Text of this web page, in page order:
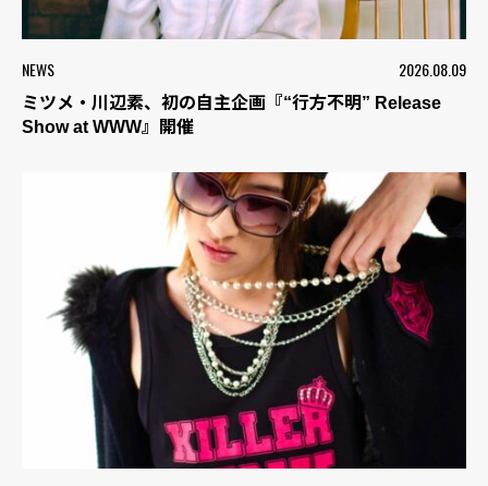
NEWS 2026.08.09
ミツメ・川辺素、初の自主企画『“行方不明” Release
Show at WWW』開催